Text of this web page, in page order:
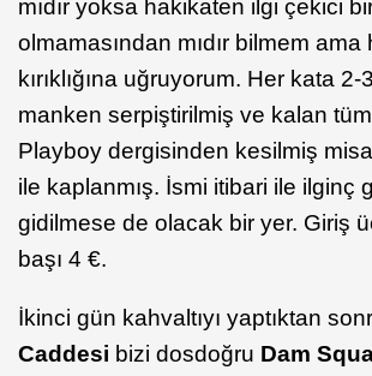
mıdır yoksa hakikaten ilgi çekici
olmamasından mıdır bilmem ama
kırıklığına uğruyorum. Her kata 2-
manken serpiştirilmiş ve kalan
Playboy dergisinden kesilmiş
ile kaplanmış. İsmi itibari ile ilginç
gidilmese de olacak bir yer. Giriş
başı 4 €.
İkinci gün kahvaltıyı yaptıktan
Caddesi bizi dosdoğru Dam